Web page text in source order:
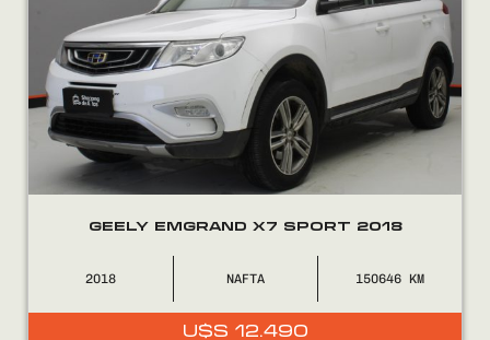
GEELY EMGRAND X7 SPORT 2018
2018 NAFTA 150646
U$S 12.490